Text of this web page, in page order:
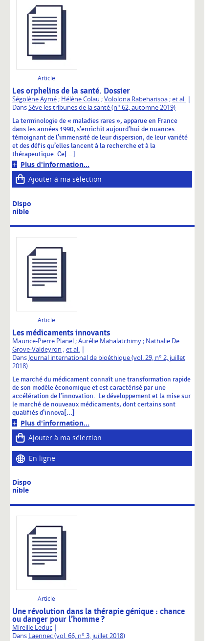
Article
Les orphelins de la santé. Dossier
Ségolène Aymé; Hélène Colau ;Vololona Rabeharisoa;et al. |
DansSève les tribunes de la santé (n° 62, automne 2019)
La terminologie de « maladies rares », apparue en France
dans les années 1990, s’enrichit aujourd’hui de nuances
témoignant de l’immensité de leur dispersion, de leur variété
et des défis qu’elles lancent à la recherche et à la
thérapeutique. Ce[...]
Plus d'information...
Ajouter à ma sélection
Dispo
nible
Article
Les médicaments innovants
Maurice-Pierre Planel;Aurélie Mahalatchimy; Nathalie De
Grove-Valdeyron ;et al. |
DansJournal international de bioéthique (vol. 29, n° 2, juillet
2018)
Le marché du médicament connaît une transformation rapide
de son modèle économique et est caractérisé par une
accélération de l’innovation. Le développement et la mise sur
le marché de nouveaux médicaments, dont certains sont
qualifiés d’innova[...]
Plus d'information...
Ajouter à ma sélection
En ligne
Dispo
nible
Article
Une révolution dans la thérapie génique : chance
ou danger pour l’homme ?
Mireille Leduc |
Dans Laennec (vol. 66, n° 3, juillet 2018)